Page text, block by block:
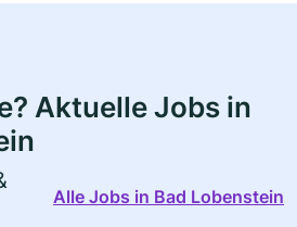
Aktuelle Jobs in
Alle Jobs in Bad Lobenstein